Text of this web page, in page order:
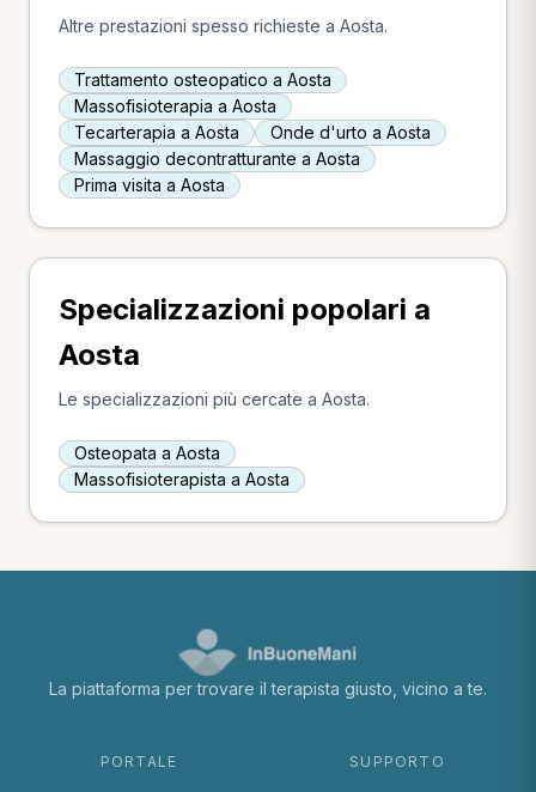
Altre prestazioni spesso richieste a Aosta.
Trattamento osteopatico a Aosta
Massofisioterapia a Aosta
Tecarterapia a Aosta
Onde d'urto a Aosta
Massaggio decontratturante a Aosta
Prima visita a Aosta
Specializzazioni popolari a
Aosta
Le specializzazioni più cercate a Aosta.
Osteopata a Aosta
Massofisioterapista a Aosta
La piattaforma per trovare il terapista giusto, vicino a te.
PORTALE SUPPORTO